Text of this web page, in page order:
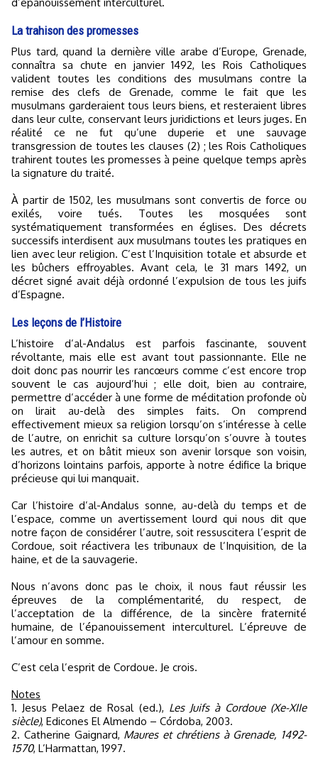
La trahison des promesses
Plus tard, quand la dernière ville arabe d’Europe, Grenade,
connaîtra sa chute en janvier 1492, les Rois Catholiques
valident toutes les conditions des musulmans contre la
remise des clefs de Grenade, comme le fait que les
musulmans garderaient tous leurs biens, et resteraient libres
dans leur culte, conservant leurs juridictions et leurs juges. En
réalité ce ne fut qu’une duperie et une sauvage
transgression de toutes les clauses (2) ; les Rois Catholiques
trahirent toutes les promesses à peine quelque temps après
la signature du traité.
À partir de 1502, les musulmans sont convertis de force ou
exilés, voire tués. Toutes les mosquées sont
systématiquement transformées en églises. Des décrets
successifs interdisent aux musulmans toutes les pratiques en
lien avec leur religion. C’est l’Inquisition totale et absurde et
les bûchers effroyables. Avant cela, le 31 mars 1492, un
décret signé avait déjà ordonné l’expulsion de tous les juifs
d’Espagne.
Les leçons de l’Histoire
L’histoire d’al-Andalus est parfois fascinante, souvent
révoltante, mais elle est avant tout passionnante. Elle ne
doit donc pas nourrir les rancœurs comme c’est encore trop
souvent le cas aujourd’hui ; elle doit, bien au contraire,
permettre d’accéder à une forme de méditation profonde où
on lirait au-delà des simples faits. On comprend
effectivement mieux sa religion lorsqu’on s’intéresse à celle
de l’autre, on enrichit sa culture lorsqu’on s’ouvre à toutes
les autres, et on bâtit mieux son avenir lorsque son voisin,
d’horizons lointains parfois, apporte à notre édifice la brique
précieuse qui lui manquait.
Car l’histoire d’al-Andalus sonne, au-delà du temps et de
l’espace, comme un avertissement lourd qui nous dit que
notre façon de considérer l’autre, soit ressuscitera l’esprit de
Cordoue, soit réactivera les tribunaux de l’Inquisition, de la
haine, et de la sauvagerie.
Nous n’avons donc pas le choix, il nous faut réussir les
épreuves de la complémentarité, du respect, de
l’acceptation de la différence, de la sincère fraternité
humaine, de l’épanouissement interculturel. L’épreuve de
l’amour en somme.
C’est cela l’esprit de Cordoue. Je crois.
Notes
1. Jesus Pelaez de Rosal (ed.), Les Juifs à Cordoue (Xe-XIIe
siècle), Edicones El Almendo – Córdoba, 2003.
2. Catherine Gaignard, Maures et chrétiens à Grenade, 1492-
1570, L’Harmattan, 1997.